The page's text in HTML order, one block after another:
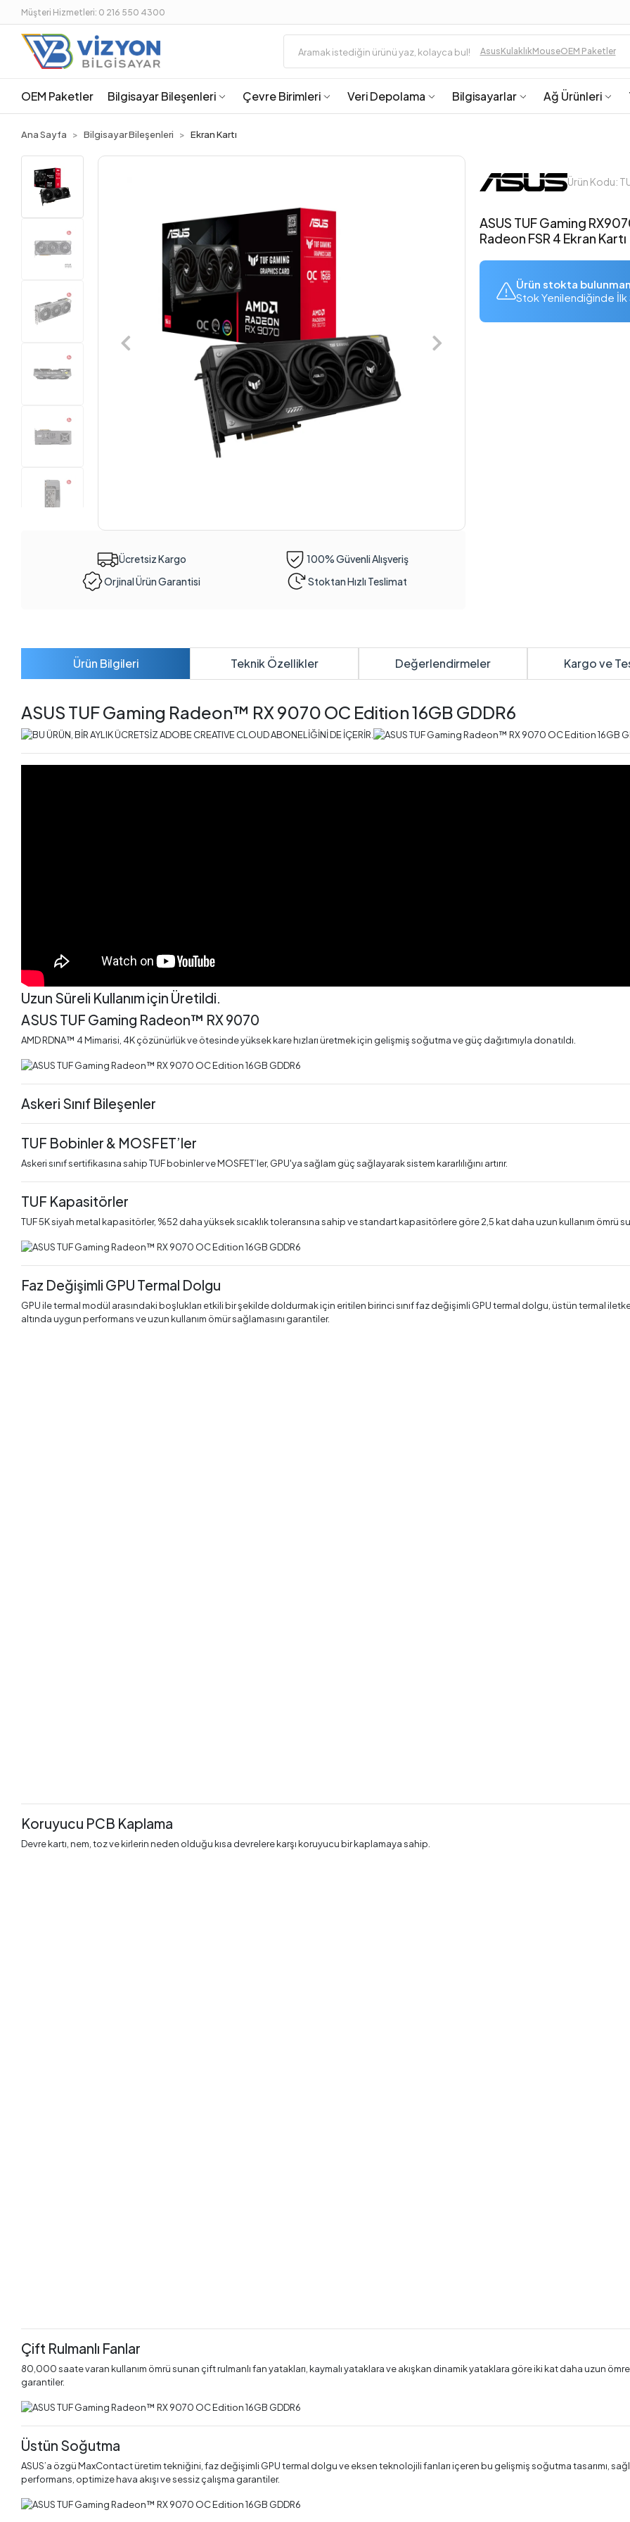
Müşteri Hizmetleri: 0 216 550 4300
AsusKulaklıkMouseOEM Paketler
OEM Paketler Bilgisayar Bileşenleri Çevre Birimleri Veri Depolama Bilgisayarlar Ağ Ürünleri
Ana Sayfa Bilgisayar Bileşenleri Ekran Kartı
Ücretsiz Kargo
100% Güvenli Alışveriş
Orjinal Ürün Garantisi
Stoktan Hızlı Teslimat
Ürün Kodu:
ASUS TUF Gaming
Radeon FSR 4 Ekran Kartı
Ürün stokta
Stok Yenilendiğinde İlk
Ürün Bilgileri Teknik Özellikler Değerlendirmeler Kargo ve
ASUS TUF Gaming Radeon™ RX 9070 OC Edition 16GB GDDR6
Uzun Süreli Kullanım için Üretildi.
ASUS TUF Gaming Radeon™ RX 9070
AMD RDNA™ 4 Mimarisi, 4K çözünürlük ve ötesinde yüksek kare hızları üretmek için gelişmiş soğutma ve güç dağıtımıyla donatıldı.
Askeri Sınıf Bileşenler
TUF Bobinler & MOSFET’ler
Askeri sınıf sertifikasına sahip TUF bobinler ve MOSFET’ler, GPU'ya sağlam güç sağlayarak sistem kararlılığını artırır.
TUF Kapasitörler
TUF 5K siyah metal kapasitörler, %52 daha yüksek sıcaklık toleransına sahip ve standart kapasitörlere göre 2,5 kat daha uzun kullanım ömrü
Faz Değişimli GPU Termal Dolgu
GPU ile termal modül arasındaki boşlukları etkili bir şekilde doldurmak için eritilen birinci sınıf faz değişimli GPU termal dolgu, üstün termal
altında uygun performans ve uzun kullanım ömür sağlamasını garantiler.
Koruyucu PCB Kaplama
Devre kartı, nem, toz ve kirlerin neden olduğu kısa devrelere karşı koruyucu bir kaplamaya sahip.
Çift Rulmanlı Fanlar
80,000 saate varan kullanım ömrü sunan çift rulmanlı fan yatakları, kaymalı yataklara ve akışkan dinamik yataklara göre iki kat daha uzun
garantiler.
Üstün Soğutma
ASUS’a özgü MaxContact üretim tekniğini, faz değişimli GPU termal dolgu ve eksen teknolojili fanları içeren bu gelişmiş soğutma tasarımı,
performans, optimize hava akışı ve sessiz çalışma garantiler.